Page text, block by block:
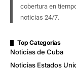
cobertura en
noticias 24/7.
Top Categorías
Noticias de Cuba
Noticias Estados